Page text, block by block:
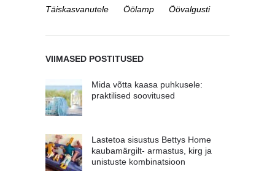
Täiskasvanutele
Öölamp Öövalgusti
VIIMASED POSTITUSED
Mida võtta kaasa puhkusele:
praktilised soovitused
Lastetoa sisustus Bettys Home
kaubamärgilt- armastus, kirg ja
unistuste kombinatsioon